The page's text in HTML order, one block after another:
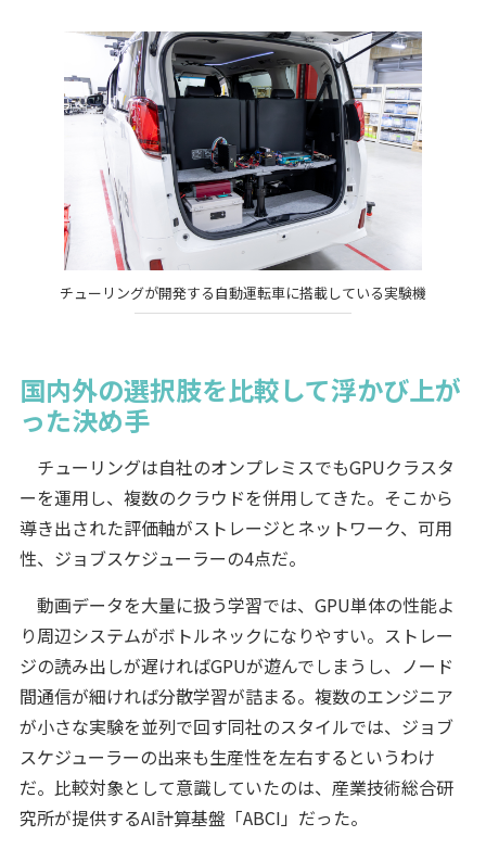
チューリングが開発する自動運転車に搭載している実験機
国内外の選択肢を比較して浮かび上が
った決め手
チューリングは自社のオンプレミスでもGPUクラスタ
ーを運用し、複数のクラウドを併用してきた。そこから
導き出された評価軸がストレージとネットワーク、可用
性、ジョブスケジューラーの4点だ。
動画データを大量に扱う学習では、GPU単体の性能よ
り周辺システムがボトルネックになりやすい。ストレー
ジの読み出しが遅ければGPUが遊んでしまうし、ノード
間通信が細ければ分散学習が詰まる。複数のエンジニア
が小さな実験を並列で回す同社のスタイルでは、ジョブ
スケジューラーの出来も生産性を左右するというわけ
だ。比較対象として意識していたのは、産業技術総合研
究所が提供するAI計算基盤「ABCI」だった。